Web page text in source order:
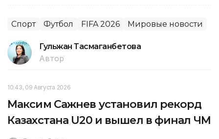
Спорт Футбол FIFA 2026 Мировые новости
Гульжан Тасмаганбетова
Автор
10:43, 09 Августа 2026
Максим Сажнев установил рекорд
Казахстана U20 и вышел в финал ЧМ